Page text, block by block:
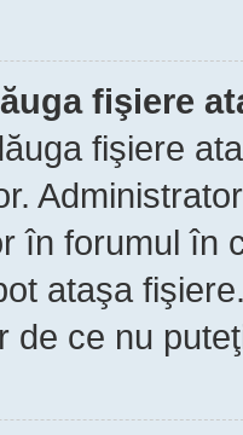
fişiere
fişiere
în forumul în
ataşa
de ce nu